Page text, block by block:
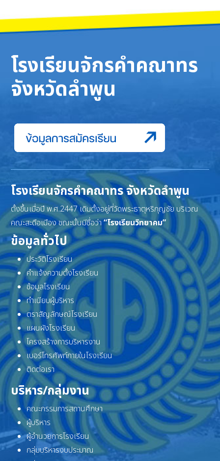
โรงเรียนจักรคำคณาทร
จังหวัดลำพูน
โรงเรียนจักรคำคณาทร จังหวัดลำพูน
ตั้งขึ้นเมื่อปี พ.ศ.2447 เดิมตั้งอยู่ที่วัดพระธาตุหริภุญชัย บริเวณ
คณะสะดือเมือง ขณะนั้นมีชื่อว่า“โรงเรียนวิทยาคม”
ข้อมูลทั่วไป
ประวัติโรงเรียน
คำแจ้งความตั้งโรงเรียน
ข้อมูลโรงเรียน
ทำเนียบผู้บริหาร
ตราสัญลักษณ์โรงเรียน
แผนผังโรงเรียน
โครงสร้างการบริหารงาน
เบอร์โทรศัพท์ภายในโรงเรียน
ติดต่อเรา
บริหาร/กลุ่มงาน
คณะกรรมการสถานศึกษา
ผู้บริหาร
ผู้อำนวยการโรงเรียน
กลุ่มบริหารงบประมาณ